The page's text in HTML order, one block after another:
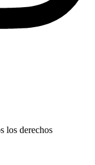
los derechos